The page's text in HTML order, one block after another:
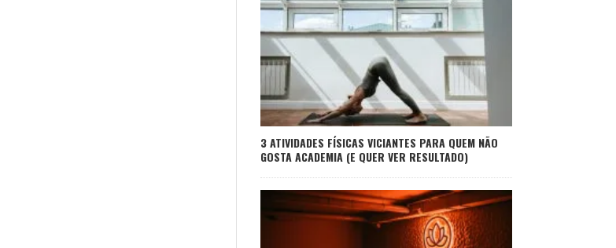
3 ATIVIDADES FÍSICAS VICIANTES PARA QUEM NÃO
GOSTA ACADEMIA (E QUER VER RESULTADO)